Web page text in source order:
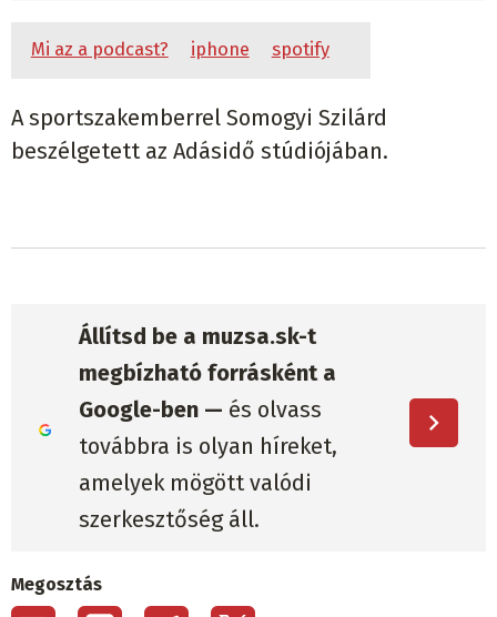
Mi az a podcast? iphone spotify
A sportszakemberrel Somogyi Szilárd
beszélgetett az Adásidő stúdiójában.
Állítsd be a muzsa.sk-t
megbízható forrásként a
Google-ben — és olvass
továbbra is olyan híreket,
amelyek mögött valódi
szerkesztőség áll.
Megosztás